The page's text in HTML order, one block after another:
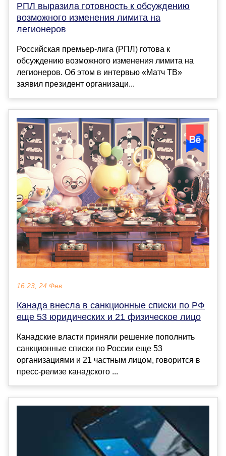
РПЛ выразила готовность к обсуждению
возможного изменения лимита на
легионеров
Российская премьер-лига (РПЛ) готова к
обсуждению возможного изменения лимита на
легионеров. Об этом в интервью «Матч ТВ»
заявил президент организаци...
16:23, 24 Фев
Канада внесла в санкционные списки по РФ
еще 53 юридических и 21 физическое лицо
Канадские власти приняли решение пополнить
санкционные списки по России еще 53
организациями и 21 частным лицом, говорится в
пресс-релизе канадского ...